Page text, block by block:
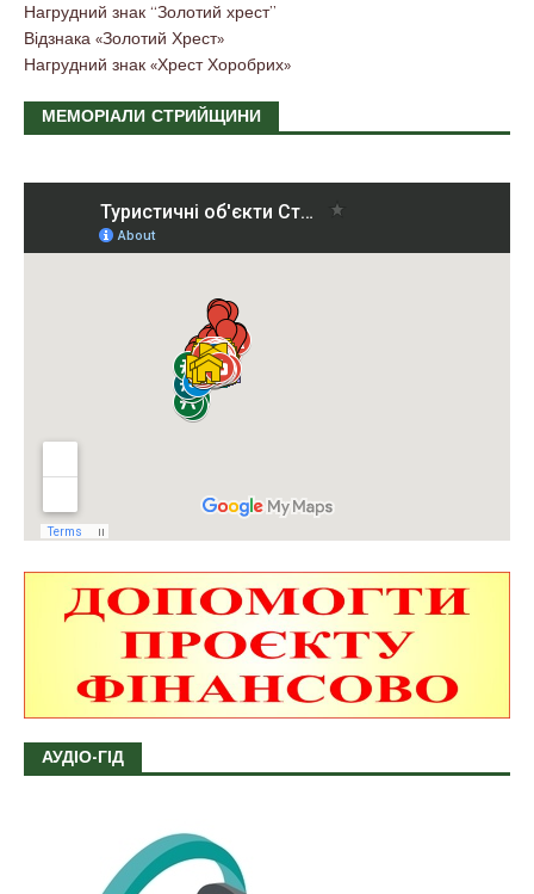
Нагрудний знак “Золотий хрест”
Відзнака «Золотий Хрест»
Нагрудний знак «Хрест Хоробрих»
МЕМОРІАЛИ СТРИЙЩИНИ
АУДІО-ГІД